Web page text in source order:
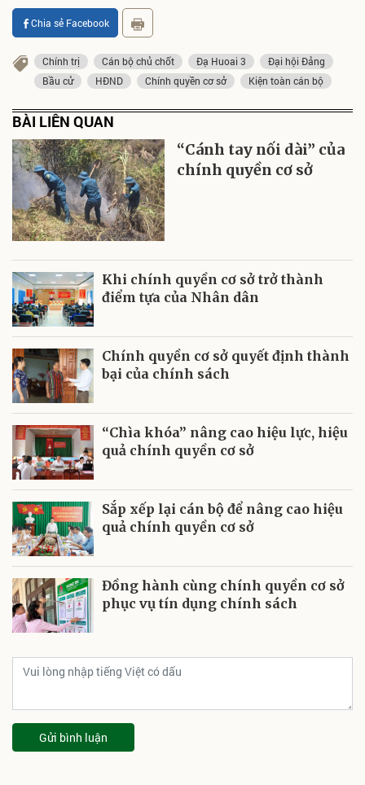
Chia sẻ Facebook
Chính trị Cán bộ chủ chốt Đạ Huoai 3
Đại hội Đảng
Bầu cử
HĐND Chính quyền cơ sở Kiện toàn cán bộ
BÀI LIÊN QUAN
“Cánh tay nối dài” của
chính quyền cơ sở
Khi chính quyền cơ sở trở thành
điểm tựa của Nhân dân
Chính quyền cơ sở quyết định thành
bại của chính sách
“Chìa khóa” nâng cao hiệu lực, hiệu
quả chính quyền cơ sở
Sắp xếp lại cán bộ để nâng cao hiệu
quả chính quyền cơ sở
Đồng hành cùng chính quyền cơ sở
phục vụ tín dụng chính sách
Gửi bình luận